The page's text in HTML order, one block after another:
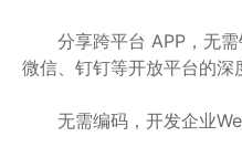
分享跨平台 APP，无需
微信、钉钉等开放平台的
无需编码，开发企业